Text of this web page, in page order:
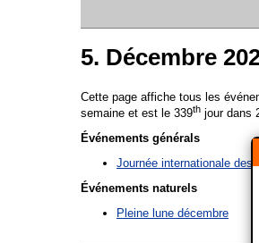
5. Décembre
Cette page affiche tous les
semaine et est le 339th jour dans
Événements générals
Journée internationale des
Événements naturels
Pleine lune décembre